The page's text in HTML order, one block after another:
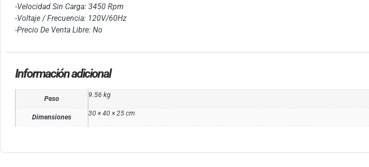
-Velocidad Sin Carga: 3450 Rpm
-Voltaje / Frecuencia: 120V/60Hz
-Precio De Venta Libre: No
Información adicional
Peso 9.56 kg
Dimensiones 30 × 40 × 25 cm